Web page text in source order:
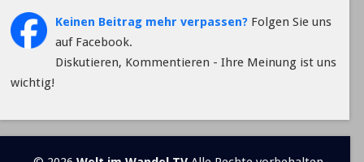
Keinen Beitrag mehr verpassen?Folgen Sie uns
auf Facebook.
Diskutieren, Kommentieren - Ihre Meinung ist uns
wichtig!